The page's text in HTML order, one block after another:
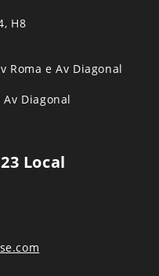
H8
Roma e Av Diagonal
Diagonal
Local